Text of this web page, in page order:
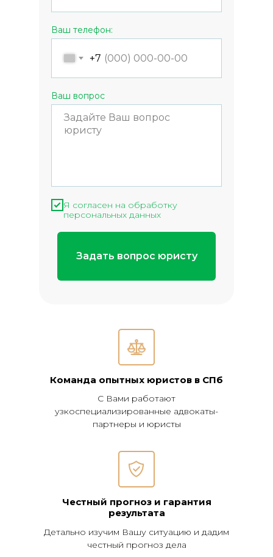
Ваш телефон:
+7
Ваш вопрос
Я согласен на обработку
персональных данных
Задать вопрос юристу
Команда опытных юристов в СПб
Честный прогноз и гарантия
результата
С Вами работают
узкоспециализированные адвокаты-
партнеры и юристы
Детально изучим Вашу ситуацию и дадим
честный прогноз дела